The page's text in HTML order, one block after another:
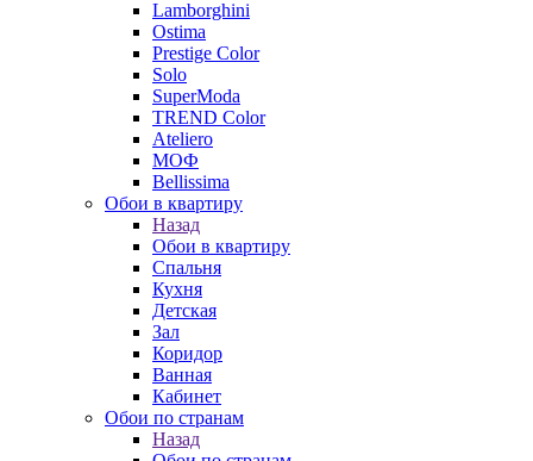
Lamborghini
Ostima
Prestige Color
Solo
SuperModa
TREND Color
Ateliero
МОФ
Bellissima
Обои в квартиру
Назад
Обои в квартиру
Спальня
Кухня
Детская
Зал
Коридор
Ванная
Кабинет
Обои по странам
Назад